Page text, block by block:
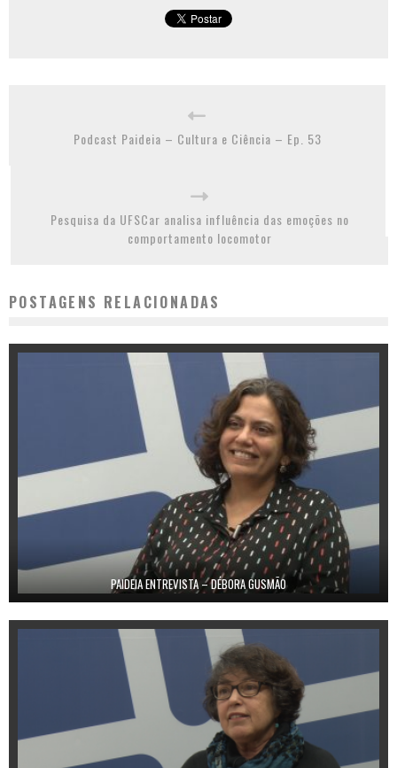
Podcast Paideia – Cultura e Ciência – Ep. 53
Pesquisa da UFSCar analisa influência das emoções no
comportamento locomotor
POSTAGENS RELACIONADAS
PAIDEIA ENTREVISTA – DÉBORA GUSMÃO